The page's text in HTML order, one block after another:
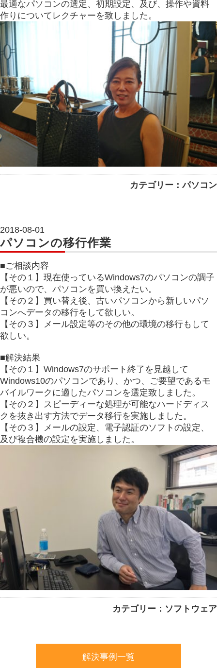
最適なパソコンの選定、初期設定、及び、操作や資料
作りについてレクチャーを致しました。
カテゴリー：パソコン
2018-08-01
パソコンの移行作業
■ご相談内容
【その１】現在使っているWindows7のパソコンの調子
が悪いので、パソコンを買い換えたい。
【その２】買い替え後、古いパソコンから新しいパソ
コンへデータの移行をして欲しい。
【その３】メール設定等のその他の環境の移行もして
欲しい。
■解決結果
【その１】Windows7のサポート終了を見越して
Windows10のパソコンであり、かつ、ご要望であるモ
バイルワークに適したパソコンを選定致しました。
【その２】スピーディーな処理が可能なハードディス
クを抜き出す方法でデータ移行を実施しました。
【その３】メールの設定、電子認証のソフトの設定、
及び複合機の設定を実施しました。
カテゴリー：ソフトウェア
解決事例一覧